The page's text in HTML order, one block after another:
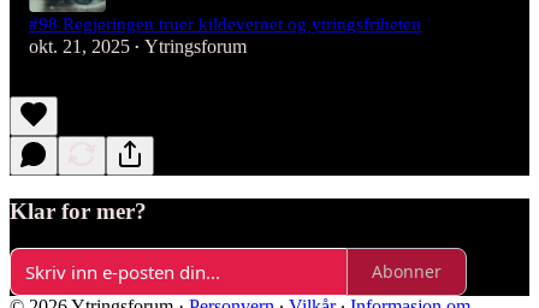
#98 Regjeringen truer kildevernet og ytringsfriheten
okt. 21, 2025 • Ytringsforum
Klar for mer?
Abonner